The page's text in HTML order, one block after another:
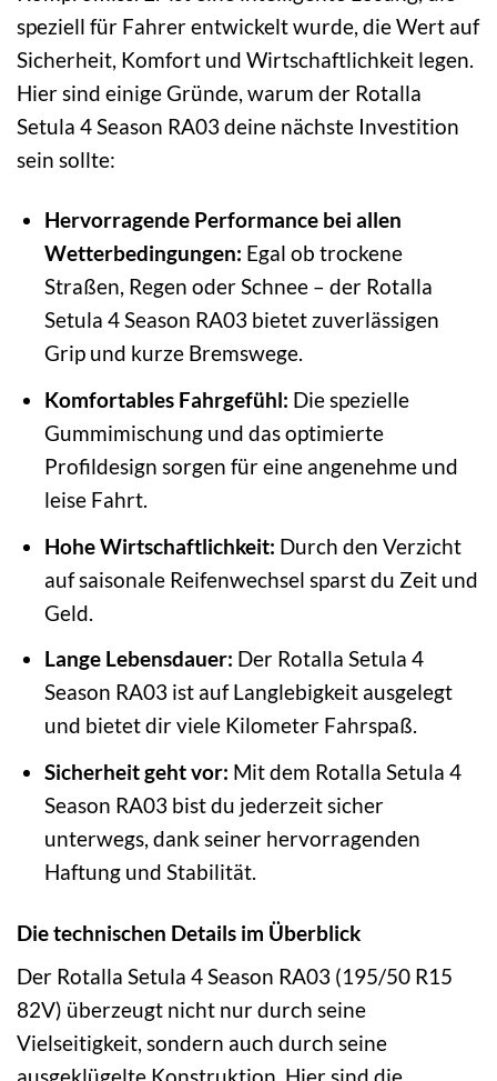
speziell für Fahrer entwickelt wurde, die Wert auf
Sicherheit, Komfort und Wirtschaftlichkeit legen.
Hier sind einige Gründe, warum der Rotalla
Setula 4 Season RA03 deine nächste Investition
sein sollte:
Hervorragende Performance bei allen
Wetterbedingungen: Egal ob trockene
Straßen, Regen oder Schnee – der Rotalla
Setula 4 Season RA03 bietet zuverlässigen
Grip und kurze Bremswege.
Komfortables Fahrgefühl: Die spezielle
Gummimischung und das optimierte
Profildesign sorgen für eine angenehme und
leise Fahrt.
Hohe Wirtschaftlichkeit: Durch den Verzicht
auf saisonale Reifenwechsel sparst du Zeit und
Geld.
Lange Lebensdauer: Der Rotalla Setula 4
Season RA03 ist auf Langlebigkeit ausgelegt
und bietet dir viele Kilometer Fahrspaß.
Sicherheit geht vor: Mit dem Rotalla Setula 4
Season RA03 bist du jederzeit sicher
unterwegs, dank seiner hervorragenden
Haftung und Stabilität.
Die technischen Details im Überblick
Der Rotalla Setula 4 Season RA03 (195/50 R15
82V) überzeugt nicht nur durch seine
Vielseitigkeit, sondern auch durch seine